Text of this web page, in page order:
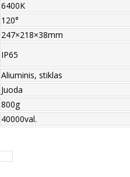
6400K
120°
247×218×38mm
IP65
Aliuminis, stiklas
Juoda
800g
40000val.